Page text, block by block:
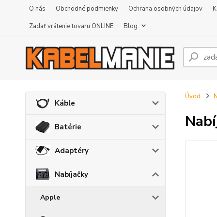
O nás Obchodné podmienky Ochrana osobných údajov
Zadať vrátenie tovaru ONLINE
Blog
Káble
Batérie
Adaptéry
Nabíjačky
Apple
Úvod